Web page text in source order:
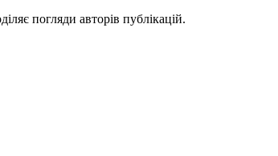
погляди авторів публікацій.